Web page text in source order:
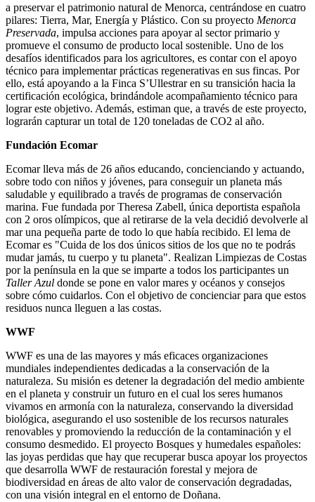
a preservar el patrimonio natural de Menorca, centrándose en cuatro
pilares: Tierra, Mar, Energía y Plástico. Con su proyecto Menorca
Preservada, impulsa acciones para apoyar al sector primario y
promueve el consumo de producto local sostenible. Uno de los
desafíos identificados para los agricultores, es contar con el apoyo
técnico para implementar prácticas regenerativas en sus fincas. Por
ello, está apoyando a la Finca S’Ullestrar en su transición hacia la
certificación ecológica, brindándole acompañamiento técnico para
lograr este objetivo. Además, estiman que, a través de este proyecto,
lograrán capturar un total de 120 toneladas de CO2 al año.
Fundación Ecomar
Ecomar lleva más de 26 años educando, concienciando y actuando,
sobre todo con niños y jóvenes, para conseguir un planeta más
saludable y equilibrado a través de programas de conservación
marina. Fue fundada por Theresa Zabell, única deportista española
con 2 oros olímpicos, que al retirarse de la vela decidió devolverle al
mar una pequeña parte de todo lo que había recibido. El lema de
Ecomar es "Cuida de los dos únicos sitios de los que no te podrás
mudar jamás, tu cuerpo y tu planeta". Realizan Limpiezas de Costas
por la península en la que se imparte a todos los participantes un
Taller Azul donde se pone en valor mares y océanos y consejos
sobre cómo cuidarlos. Con el objetivo de concienciar para que estos
residuos nunca lleguen a las costas.
WWF
WWF es una de las mayores y más eficaces organizaciones
mundiales independientes dedicadas a la conservación de la
naturaleza. Su misión es detener la degradación del medio ambiente
en el planeta y construir un futuro en el cual los seres humanos
vivamos en armonía con la naturaleza, conservando la diversidad
biológica, asegurando el uso sostenible de los recursos naturales
renovables y promoviendo la reducción de la contaminación y el
consumo desmedido. El proyecto Bosques y humedales españoles:
las joyas perdidas que hay que recuperar busca apoyar los proyectos
que desarrolla WWF de restauración forestal y mejora de
biodiversidad en áreas de alto valor de conservación degradadas,
con una visión integral en el entorno de Doñana.